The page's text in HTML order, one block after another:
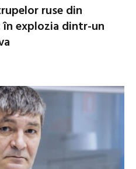
ruse din
explozia dintr-un